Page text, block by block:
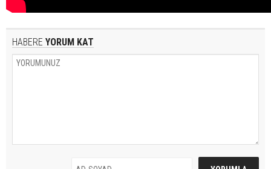
HABERE YORUM KAT